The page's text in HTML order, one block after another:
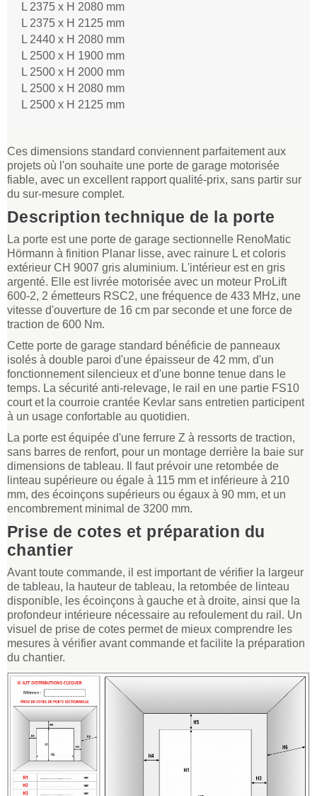
L 2375 x H 2080 mm
L 2375 x H 2125 mm
L 2440 x H 2080 mm
L 2500 x H 1900 mm
L 2500 x H 2000 mm
L 2500 x H 2080 mm
L 2500 x H 2125 mm
Ces dimensions standard conviennent parfaitement aux
projets où l'on souhaite une porte de garage motorisée
fiable, avec un excellent rapport qualité-prix, sans partir sur
du sur-mesure complet.
Description technique de la porte
La porte est une porte de garage sectionnelle RenoMatic
Hörmann à finition Planar lisse, avec rainure L et coloris
extérieur CH 9007 gris aluminium. L'intérieur est en gris
argenté. Elle est livrée motorisée avec un moteur ProLift
600-2, 2 émetteurs RSC2, une fréquence de 433 MHz, une
vitesse d'ouverture de 16 cm par seconde et une force de
traction de 600 Nm.
Cette porte de garage standard bénéficie de panneaux
isolés à double paroi d'une épaisseur de 42 mm, d'un
fonctionnement silencieux et d'une bonne tenue dans le
temps. La sécurité anti-relevage, le rail en une partie FS10
court et la courroie crantée Kevlar sans entretien participent
à un usage confortable au quotidien.
La porte est équipée d'une ferrure Z à ressorts de traction,
sans barres de renfort, pour un montage derrière la baie sur
dimensions de tableau. Il faut prévoir une retombée de
linteau supérieure ou égale à 115 mm et inférieure à 210
mm, des écoinçons supérieurs ou égaux à 90 mm, et un
encombrement minimal de 3200 mm.
Prise de cotes et préparation du
chantier
Avant toute commande, il est important de vérifier la largeur
de tableau, la hauteur de tableau, la retombée de linteau
disponible, les écoinçons à gauche et à droite, ainsi que la
profondeur intérieure nécessaire au refoulement du rail. Un
visuel de prise de cotes permet de mieux comprendre les
mesures à vérifier avant commande et facilite la préparation
du chantier.